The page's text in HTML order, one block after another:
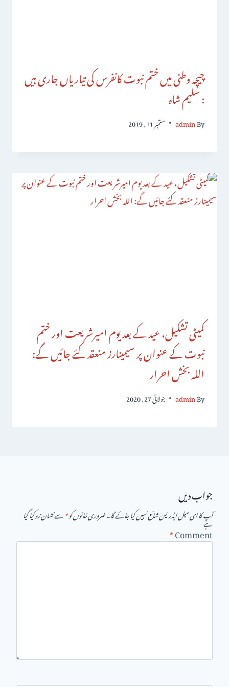
چیچہ وطنی میں ختم نبوت کانفرس کی تیاریاں جاری ہیں
: سلیم شاہ
By
admin ستمبر 11, 2019
کمیٹی تشکیل، عید کے بعد یوم امیرشریعت اور ختم
نبوت کے عنوان پر سیمینارز منعقد کئے جائیں گے:
اللہ بخش احرار
By
admin جولائی 27, 2020
جواب دیں
آپ کا ای میل ایڈریس شائع نہیں کیا جائے گا۔ضروری خانوں کو*سے نشان زد کیا گیا ہے
Comment
*